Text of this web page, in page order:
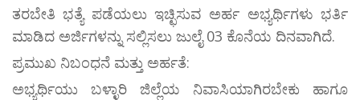
ತರಬೇತಿ ಭತ್ಯೆ ಪಡೆಯಲು ಇಚ್ಛಿಸುವ ಅರ್ಹ ಅಭ್ಯರ್ಥಿಗಳು ಭರ್ತಿ
ಮಾಡಿದ ಅರ್ಜಿಗಳನ್ನು ಸಲ್ಲಿಸಲು ಜುಲೈ 03 ಕೊನೆಯ ದಿನವಾಗಿದೆ.
ಪ್ರಮುಖ ನಿಬಂಧನೆ ಮತ್ತು ಅರ್ಹತೆ:
ಅಭ್ಯರ್ಥಿಯು ಬಳ್ಳಾರಿ ಜಿಲ್ಲೆಯ ನಿವಾಸಿಯಾಗಿರಬೇಕು ಹಾಗೂ